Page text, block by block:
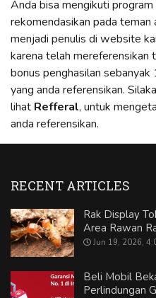
Anda bisa mengikuti
rekomendasikan pada
menjadi penulis di website
karena telah mereferensikan
bonus penghasilan
yang anda referensikan.
lihat Refferal, untuk
anda referensikan.
RECENT ARTICLES
Rak Display
Area Rawan
Jun 19, 2026,
Beli Mobil
Perlindungan